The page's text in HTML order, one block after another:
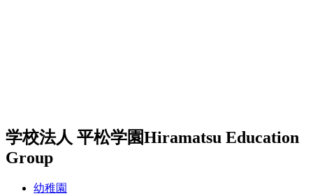
学校法人 平松学園Hiramatsu Education
Group
幼稚園